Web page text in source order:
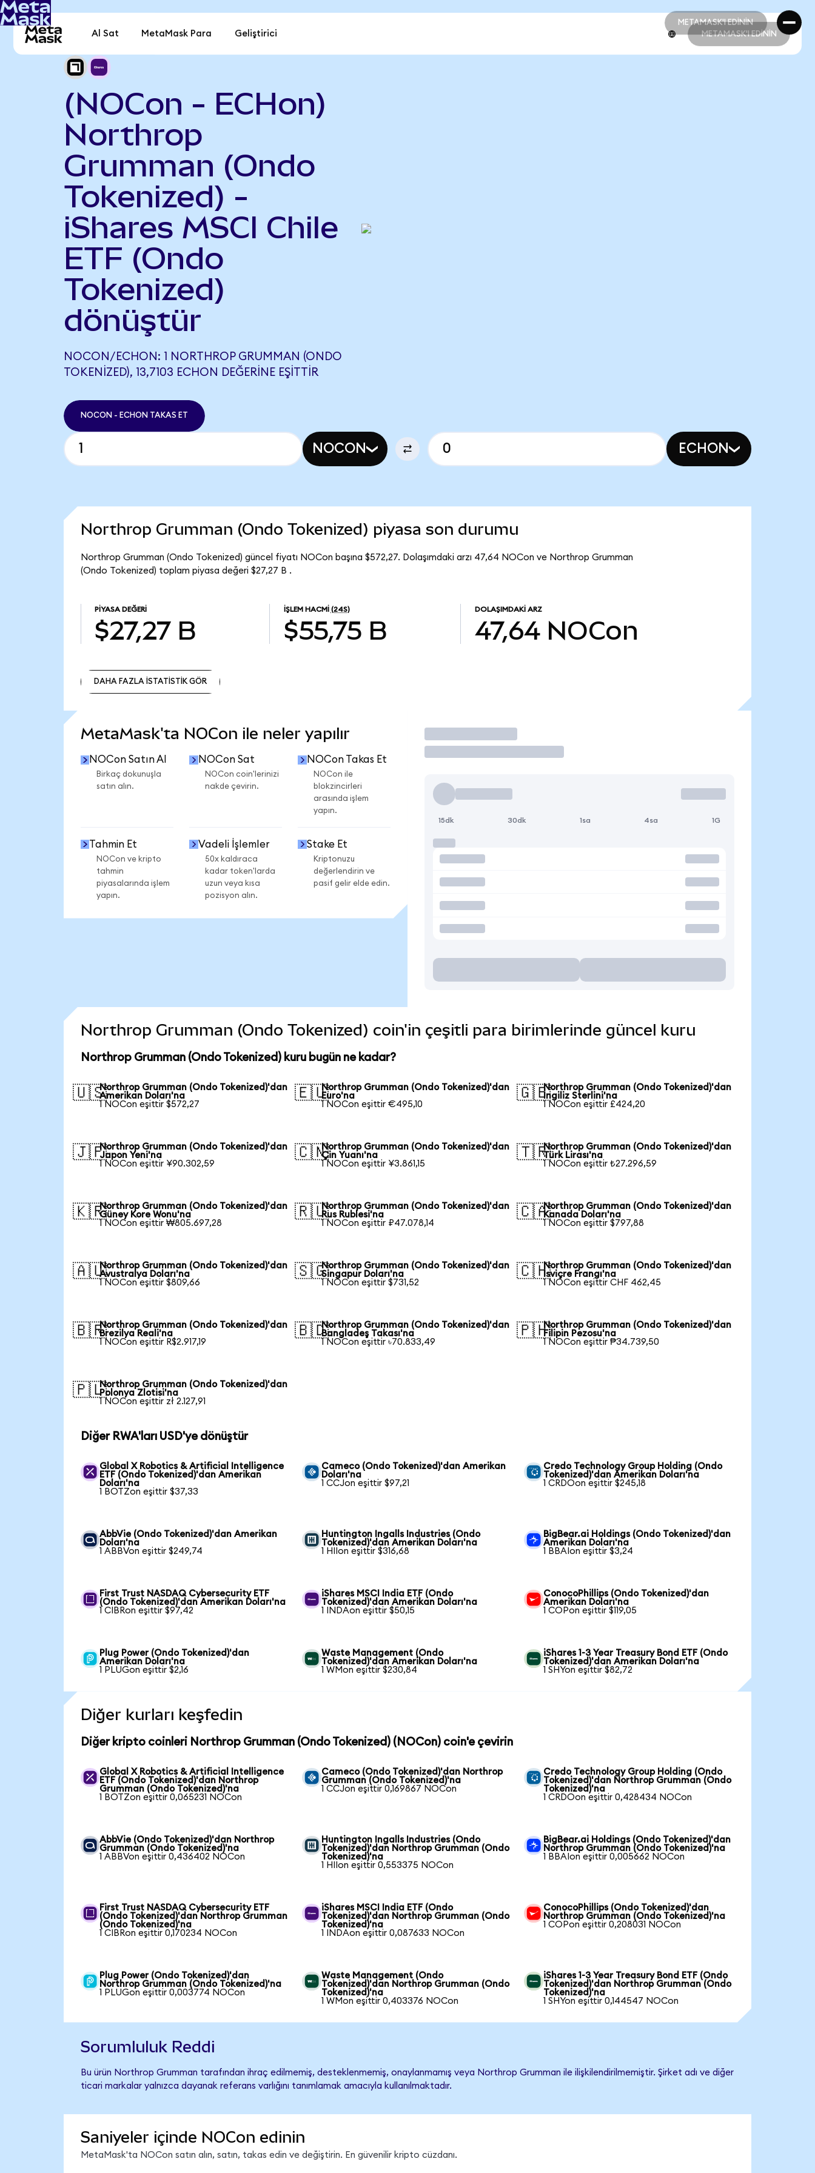
METAMASK'I EDİNİN
METAMASK'I EDİNİN
Al Sat MetaMask Para Geliştirici METAMASK'I EDİNİN
(NOCon - ECHon)
Northrop
Grumman (Ondo
Tokenized) -
iShares MSCI Chile
ETF (Ondo
Tokenized)
dönüştür
NOCON/ECHON: 1 NORTHROP GRUMMAN (ONDO
TOKENIZED), 13,7103 ECHON DEĞERINE EŞITTIR
NOCON - ECHON TAKAS ET
NOCON ECHON
Northrop Grumman (Ondo Tokenized) piyasa son durumu
Northrop Grumman (Ondo Tokenized) güncel fiyatı NOCon başına $572,27. Dolaşımdaki arzı 47,64 NOCon ve Northrop Grumman
(Ondo Tokenized) toplam piyasa değeri $27,27 B .
PIYASA DEĞERI
$27,27 B
İŞLEM HACMI (24S)
$55,75 B
DOLAŞIMDAKI ARZ
47,64 NOCon
DAHA FAZLA İSTATİSTİK GÖR
MetaMask'ta NOCon ile neler yapılır
NOCon Satın Al
Birkaç dokunuşla
satın alın.
NOCon Sat
NOCon coin'lerinizi
nakde çevirin.
NOCon Takas Et
NOCon ile
blokzincirleri
arasında işlem
yapın.
Tahmin Et
NOCon ve kripto
tahmin
piyasalarında işlem
yapın.
Vadeli İşlemler
50x kaldıraca
kadar token'larda
uzun veya kısa
pozisyon alın.
Stake Et
Kriptonuzu
değerlendirin ve
pasif gelir elde edin.
İşlem Yap
15dk 30dk 1sa 4sa 1G
Northrop Grumman (Ondo Tokenized) coin'in çeşitli para birimlerinde güncel kuru
Northrop Grumman (Ondo Tokenized) kuru bugün ne kadar?
🇺🇸Northrop Grumman (Ondo Tokenized)'dan
Amerikan Doları'na
1 NOCon eşittir $572,27
🇪🇺Northrop Grumman (Ondo Tokenized)'dan
Euro'na
1 NOCon eşittir €495,10
🇬🇧Northrop Grumman (Ondo Tokenized)'dan
İngiliz Sterlini'na
1 NOCon eşittir £424,20
🇯🇵Northrop Grumman (Ondo Tokenized)'dan
Japon Yeni'na
1 NOCon eşittir ¥90.302,59
🇨🇳Northrop Grumman (Ondo Tokenized)'dan
Çin Yuanı'na
1 NOCon eşittir ¥3.861,15
🇹🇷Northrop Grumman (Ondo Tokenized)'dan
Türk Lirası'na
1 NOCon eşittir ₺27.296,59
🇰🇷Northrop Grumman (Ondo Tokenized)'dan
Güney Kore Wonu'na
1 NOCon eşittir ₩805.697,28
🇷🇺Northrop Grumman (Ondo Tokenized)'dan
Rus Rublesi'na
1 NOCon eşittir ₽47.078,14
🇨🇦Northrop Grumman (Ondo Tokenized)'dan
Kanada Doları'na
1 NOCon eşittir $797,88
🇦🇺Northrop Grumman (Ondo Tokenized)'dan
Avustralya Doları'na
1 NOCon eşittir $809,66
🇸🇬Northrop Grumman (Ondo Tokenized)'dan
Singapur Doları'na
1 NOCon eşittir $731,52
🇨🇭Northrop Grumman (Ondo Tokenized)'dan
İsviçre Frangı'na
1 NOCon eşittir CHF 462,45
🇧🇷Northrop Grumman (Ondo Tokenized)'dan
Brezilya Reali'na
1 NOCon eşittir R$2.917,19
🇧🇩Northrop Grumman (Ondo Tokenized)'dan
Bangladeş Takası'na
1 NOCon eşittir ৳70.833,49
🇵🇭Northrop Grumman (Ondo Tokenized)'dan
Filipin Pezosu'na
1 NOCon eşittir ₱34.739,50
🇵🇱Northrop Grumman (Ondo Tokenized)'dan
Polonya Zlotisi'na
1 NOCon eşittir zł 2.127,91
Diğer RWA'ları USD'ye dönüştür
Global X Robotics & Artificial Intelligence
ETF (Ondo Tokenized)'dan Amerikan
Doları'na
1 BOTZon eşittir $37,33
Cameco (Ondo Tokenized)'dan Amerikan
Doları'na
1 CCJon eşittir $97,21
Credo Technology Group Holding (Ondo
Tokenized)'dan Amerikan Doları'na
1 CRDOon eşittir $245,18
AbbVie (Ondo Tokenized)'dan Amerikan
Doları'na
1 ABBVon eşittir $249,74
Huntington Ingalls Industries (Ondo
Tokenized)'dan Amerikan Doları'na
1 HIIon eşittir $316,68
BigBear.ai Holdings (Ondo Tokenized)'dan
Amerikan Doları'na
1 BBAIon eşittir $3,24
First Trust NASDAQ Cybersecurity ETF
(Ondo Tokenized)'dan Amerikan Doları'na
1 CIBRon eşittir $97,42
iShares MSCI India ETF (Ondo
Tokenized)'dan Amerikan Doları'na
1 INDAon eşittir $50,15
ConocoPhillips (Ondo Tokenized)'dan
Amerikan Doları'na
1 COPon eşittir $119,05
Plug Power (Ondo Tokenized)'dan
Amerikan Doları'na
1 PLUGon eşittir $2,16
Waste Management (Ondo
Tokenized)'dan Amerikan Doları'na
1 WMon eşittir $230,84
iShares 1-3 Year Treasury Bond ETF (Ondo
Tokenized)'dan Amerikan Doları'na
1 SHYon eşittir $82,72
Diğer kurları keşfedin
Diğer kripto coinleri Northrop Grumman (Ondo Tokenized) (NOCon) coin'e çevirin
Global X Robotics & Artificial Intelligence
ETF (Ondo Tokenized)'dan Northrop
Grumman (Ondo Tokenized)'na
1 BOTZon eşittir 0,065231 NOCon
Cameco (Ondo Tokenized)'dan Northrop
Grumman (Ondo Tokenized)'na
1 CCJon eşittir 0,169867 NOCon
Credo Technology Group Holding (Ondo
Tokenized)'dan Northrop Grumman (Ondo
Tokenized)'na
1 CRDOon eşittir 0,428434 NOCon
AbbVie (Ondo Tokenized)'dan Northrop
Grumman (Ondo Tokenized)'na
1 ABBVon eşittir 0,436402 NOCon
Huntington Ingalls Industries (Ondo
Tokenized)'dan Northrop Grumman (Ondo
Tokenized)'na
1 HIIon eşittir 0,553375 NOCon
BigBear.ai Holdings (Ondo Tokenized)'dan
Northrop Grumman (Ondo Tokenized)'na
1 BBAIon eşittir 0,005662 NOCon
First Trust NASDAQ Cybersecurity ETF
(Ondo Tokenized)'dan Northrop Grumman
(Ondo Tokenized)'na
1 CIBRon eşittir 0,170234 NOCon
iShares MSCI India ETF (Ondo
Tokenized)'dan Northrop Grumman (Ondo
Tokenized)'na
1 INDAon eşittir 0,087633 NOCon
ConocoPhillips (Ondo Tokenized)'dan
Northrop Grumman (Ondo Tokenized)'na
1 COPon eşittir 0,208031 NOCon
Plug Power (Ondo Tokenized)'dan
Northrop Grumman (Ondo Tokenized)'na
1 PLUGon eşittir 0,003774 NOCon
Waste Management (Ondo
Tokenized)'dan Northrop Grumman (Ondo
Tokenized)'na
1 WMon eşittir 0,403376 NOCon
iShares 1-3 Year Treasury Bond ETF (Ondo
Tokenized)'dan Northrop Grumman (Ondo
Tokenized)'na
1 SHYon eşittir 0,144547 NOCon
Sorumluluk Reddi
Bu ürün Northrop Grumman tarafından ihraç edilmemiş, desteklenmemiş, onaylanmamış veya Northrop Grumman ile ilişkilendirilmemiştir. Şirket adı ve diğer
ticari markalar yalnızca dayanak referans varlığını tanımlamak amacıyla kullanılmaktadır.
Saniyeler içinde NOCon edinin
MetaMask'ta NOCon satın alın, satın, takas edin ve değiştirin. En güvenilir kripto cüzdanı.